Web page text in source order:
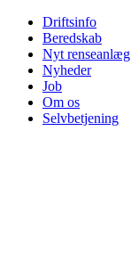
Driftsinfo
Beredskab
Nyt renseanlæg
Nyheder
Job
Om os
Selvbetjening